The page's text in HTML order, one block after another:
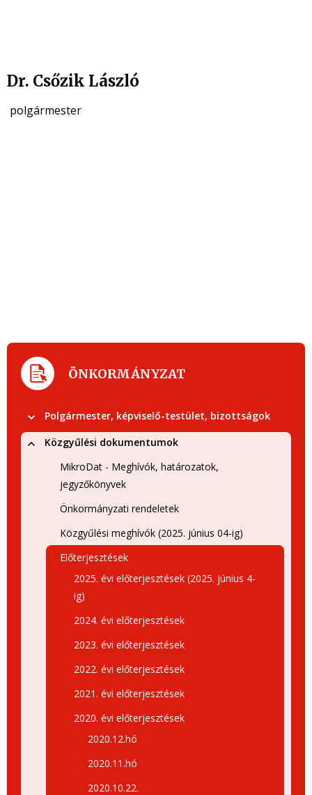
Dr. Csőzik László
polgármester
ÖNKORMÁNYZAT
Polgármester, képviselő-testület, bizottságok
Közgyűlési dokumentumok
MikroDat - Meghívók, határozatok,
jegyzőkönyvek
Önkormányzati rendeletek
Közgyűlési meghívók (2025. június 04-ig)
Előterjesztések
2025. évi előterjesztések (2025. június 4-
ig)
2024. évi előterjesztések
2023. évi előterjesztések
2022. évi előterjesztések
2021. évi előterjesztések
2020. évi előterjesztések
2020.12.hó
2020.11.hó
2020.10.22.